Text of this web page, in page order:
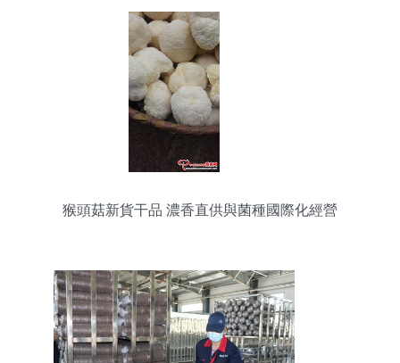
猴頭菇新貨干品 濃香直供與菌種國際化經營